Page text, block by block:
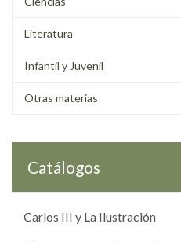
Literatura
Infantil y Juvenil
Otras materias
Catálogos
Carlos III y La Ilustración